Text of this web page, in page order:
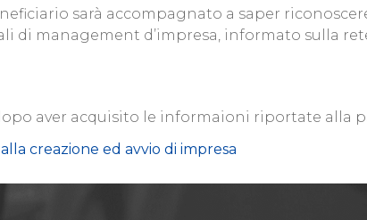
sarà accompagnato a saper
di management d’impresa, informato sulla
aver acquisito le informaioni riportate alla
creazione ed avvio di impresa